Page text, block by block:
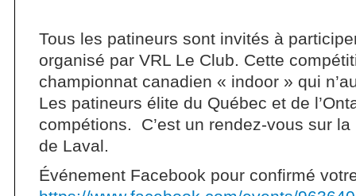
Tous les patineurs sont invités à
organisé par VRL Le Club. Cette
championnat canadien « indoor » qui
Les patineurs élite du Québec et de
compétions. C’est un rendez-vous sur
de Laval.
Événement Facebook pour confirmé